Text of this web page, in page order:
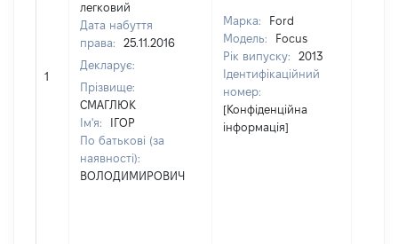
1
легковий
Дата набуття
права:
25.11.2016
Декларує:
Прізвище:
СМАГЛЮК
Ім'я:
ІГОР
По батькові (за
наявності):
ВОЛОДИМИРОВИЧ
Марка:
Ford
Модель:
Focus
Рік випуску:
2013
Ідентифікаційний
номер:
[Конфіденційна
інформація]